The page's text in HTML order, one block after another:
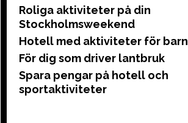
Roliga aktiviteter på din
Stockholmsweekend
Hotell med aktiviteter för barn
För dig som driver lantbruk
Spara pengar på hotell och
sportaktiviteter